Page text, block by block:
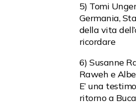
5) Tomi
Germania,
della vita
ricordare
6) Susanne
Raweh e
E’ una
ritorno a